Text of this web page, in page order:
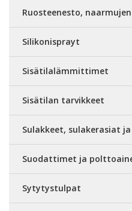
Ruosteenesto,
Silikonisprayt
Sisätilalämmittimet
Sisätilan tarvikkeet
Sulakkeet, sulakerasiat
Suodattimet ja
Sytytystulpat